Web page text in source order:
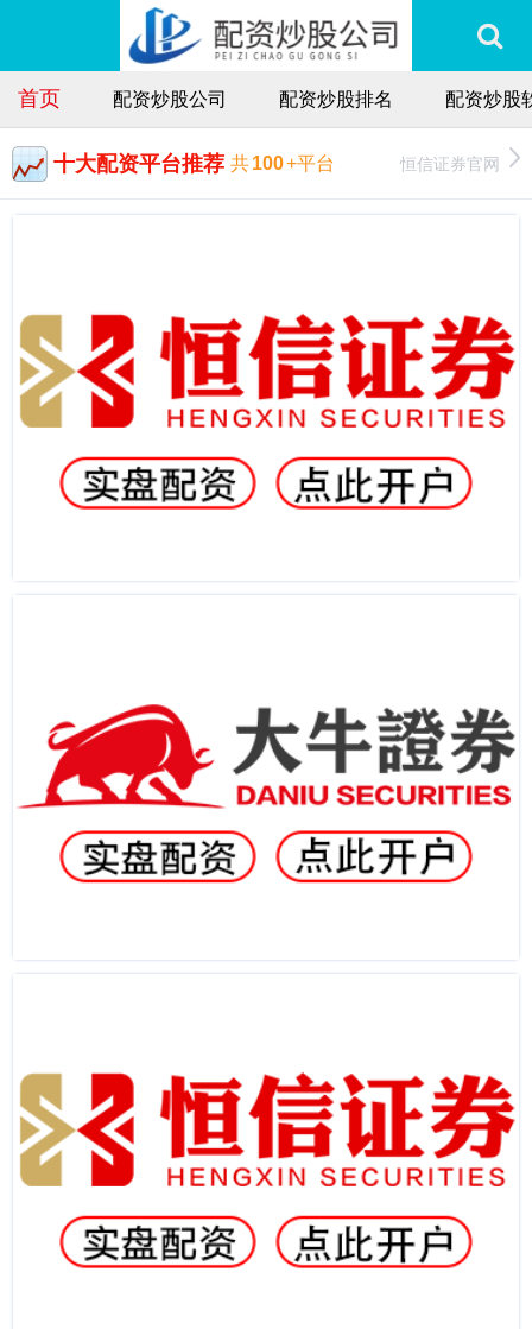
首页 配资炒股公司 配资炒股排名 配资炒股
十大配资平台推荐 共100+平台 恒信证券官网